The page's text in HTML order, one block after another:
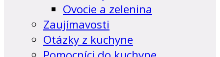
Ovocie a zelenina
Zaujímavosti
Otázky z kuchyne